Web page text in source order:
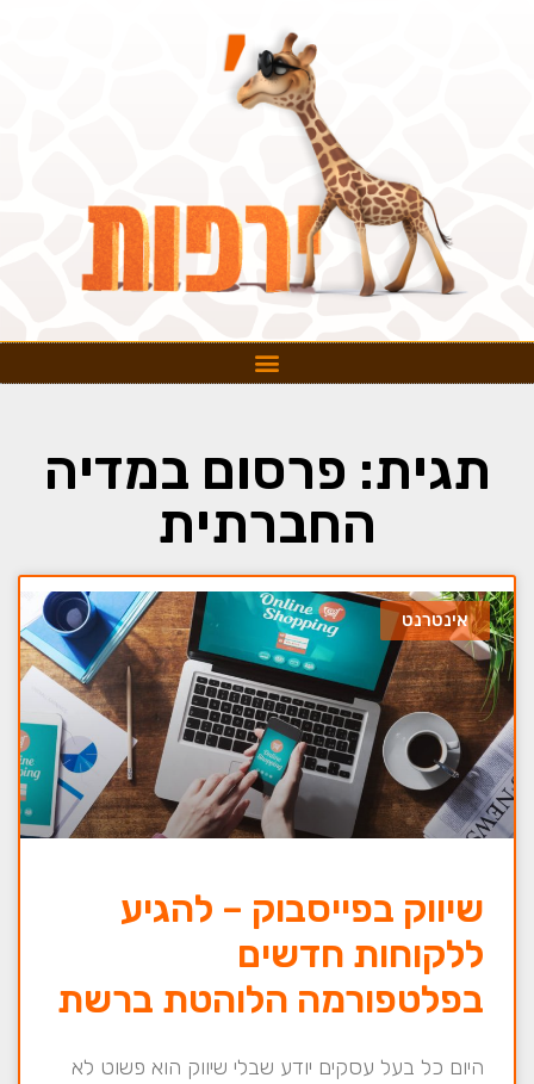
תגית: פרסום במדיה
החברתית
אינטרנט
שיווק בפייסבוק – להגיע
ללקוחות חדשים
בפלטפורמה הלוהטת ברשת
היום כל בעל עסקים יודע שבלי שיווק הוא פשוט לא